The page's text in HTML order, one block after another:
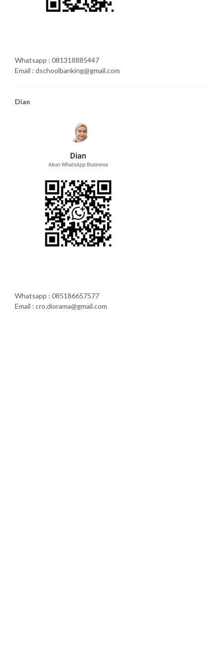
Whatsapp : 081318885447
Email : dschoolbanking@gmail.com
Dian
Whatsapp : 085186657577
Email : cro.diorama@gmail.com